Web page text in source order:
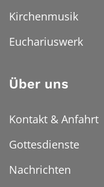
Kirchenmusik
Euchariuswerk
Über uns
Kontakt & Anfahrt
Gottesdienste
Nachrichten